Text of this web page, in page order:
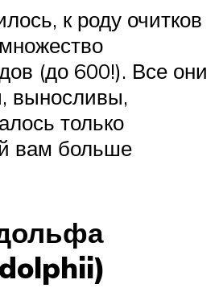
к роду очитков
(до 600!). Все они
выносливы,
только
вам больше